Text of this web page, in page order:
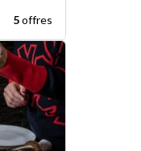
5offres